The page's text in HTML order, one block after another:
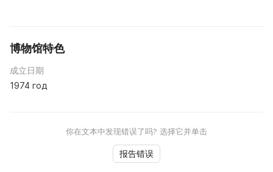
博物馆特色
成立日期
1974 год
你在文本中发现错误了吗? 选择它并单击
报告错误